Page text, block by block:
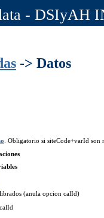
- DSIyAH
-> Datos
. Obligatorio si siteCode+varId son
(anula opcion calId)